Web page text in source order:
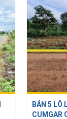
BÁN 5 LÔ
CUMGAR